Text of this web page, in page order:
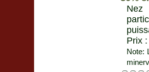
Prix
Note: